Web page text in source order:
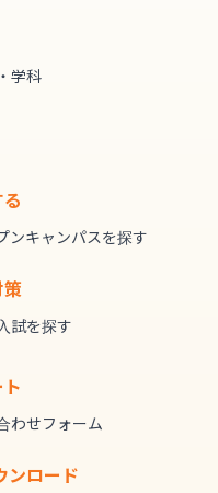
学科
ンキャンパスを探す
策
試を探す
わせフォーム
ンロード